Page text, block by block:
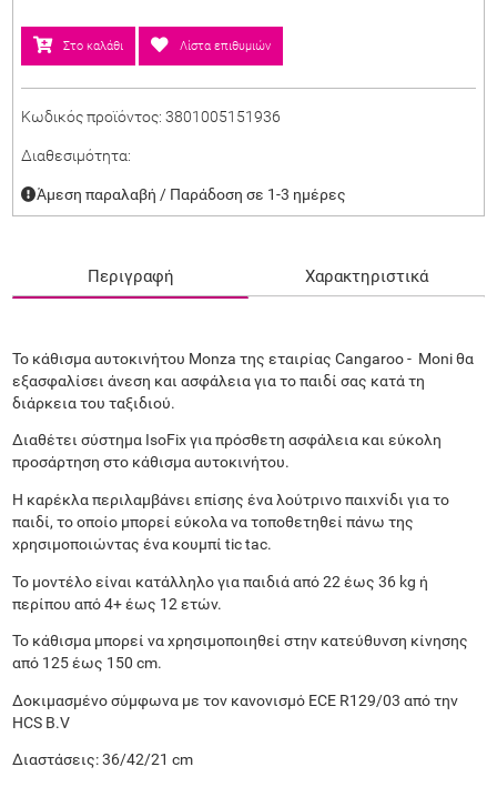
Στο καλάθι Λίστα επιθυμιών
Κωδικός προϊόντος: 3801005151936
Διαθεσιμότητα:
Άμεση παραλαβή / Παράδoση σε 1-3 ημέρες
Περιγραφή
Το κάθισμα αυτοκινήτου Monza της εταιρίας Cangaroo - Moni θα
εξασφαλίσει άνεση και ασφάλεια για το παιδί σας κατά τη
διάρκεια του ταξιδιού.
Διαθέτει σύστημα IsoFix για πρόσθετη ασφάλεια και εύκολη
προσάρτηση στο κάθισμα αυτοκινήτου.
Η καρέκλα περιλαμβάνει επίσης ένα λούτρινο παιχνίδι για το
παιδί, το οποίο μπορεί εύκολα να τοποθετηθεί πάνω της
χρησιμοποιώντας ένα κουμπί tic tac.
Το μοντέλο είναι κατάλληλο για παιδιά από 22 έως 36 kg ή
περίπου από 4+ έως 12 ετών.
Το κάθισμα μπορεί να χρησιμοποιηθεί στην κατεύθυνση κίνησης
από 125 έως 150 cm.
Δοκιμασμένο σύμφωνα με τον κανονισμό ECE R129/03 από την
HCS B.V
Διαστάσεις: 36/42/21 cm
Χαρακτηριστικά